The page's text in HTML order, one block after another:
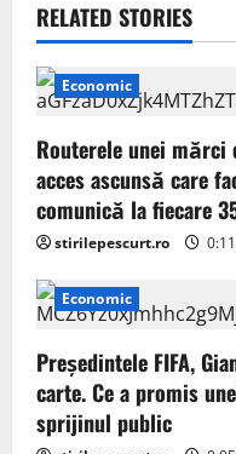
v
i
g
a
t
i
o
n
RELATED STORIES
Economic
Routerele unei
acces ascunsă care
comunică la fiecare
stirilepescurt.ro
Economic
Președintele FIFA,
carte. Ce a promis
sprijinul public